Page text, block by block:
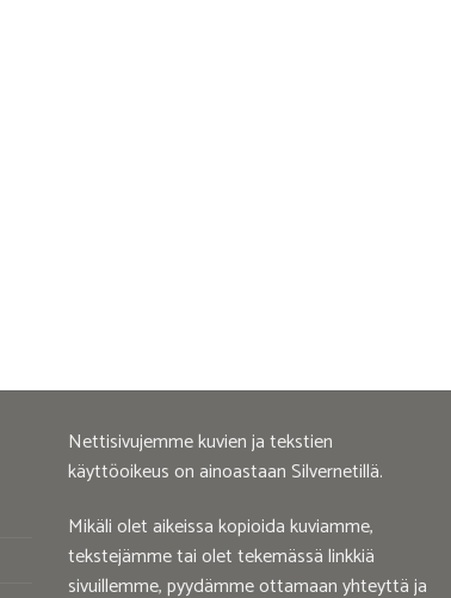
Nettisivujemme kuvien ja tekstien
käyttöoikeus on ainoastaan Silvernetillä.
Mikäli olet aikeissa kopioida kuviamme,
tekstejämme tai olet tekemässä linkkiä
sivuillemme, pyydämme ottamaan yhteyttä ja